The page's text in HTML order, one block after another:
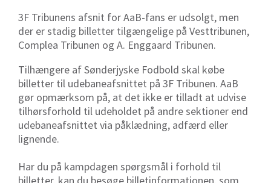
3F Tribunens afsnit for AaB-fans er udsolgt, men
der er stadig billetter tilgængelige på Vesttribunen,
Complea Tribunen og A. Enggaard Tribunen.
Tilhængere af Sønderjyske Fodbold skal købe
billetter til udebaneafsnittet på 3F Tribunen. AaB
gør opmærksom på, at det ikke er tilladt at udvise
tilhørsforhold til udeholdet på andre sektioner end
udebaneafsnittet via påklædning, adfærd eller
lignende.
Har du på kampdagen spørgsmål i forhold til
billetter, kan du besøge billetinformationen, som